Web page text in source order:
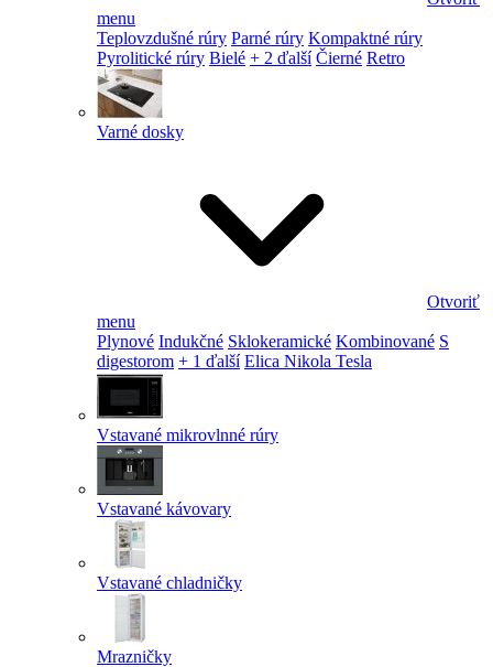
menu
Teplovzdušné rúry Parné rúry Kompaktné rúry
Pyrolitické rúry Bielé + 2 ďalší Čierné Retro
Varné dosky
Otvoriť
menu
Plynové Indukčné Sklokeramické Kombinované S
digestorom + 1 ďalší Elica Nikola Tesla
Vstavané mikrovlnné rúry
Vstavané kávovary
Vstavané chladničky
Mrazničky